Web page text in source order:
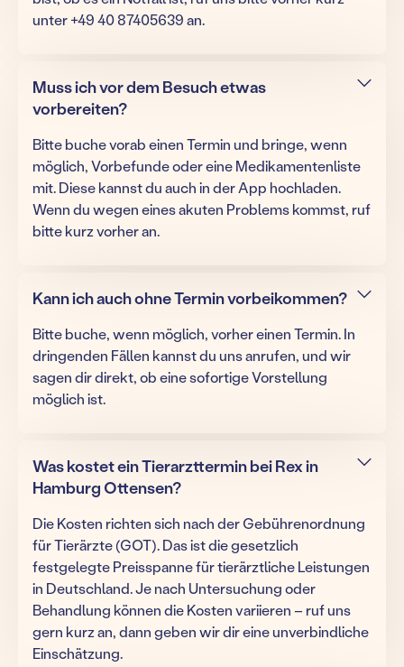
unter +49 40 87405639 an.
Muss ich vor dem Besuch etwas
vorbereiten?
Bitte buche vorab einen Termin und bringe, wenn
möglich, Vorbefunde oder eine Medikamentenliste
mit. Diese kannst du auch in der App hochladen.
Wenn du wegen eines akuten Problems kommst, ruf
bitte kurz vorher an.
Kann ich auch ohne Termin vorbeikommen?
Bitte buche, wenn möglich, vorher einen Termin. In
dringenden Fällen kannst du uns anrufen, und wir
sagen dir direkt, ob eine sofortige Vorstellung
möglich ist.
Was kostet ein Tierarzttermin bei Rex in
Hamburg Ottensen?
Die Kosten richten sich nach der Gebührenordnung
für Tierärzte (GOT). Das ist die gesetzlich
festgelegte Preisspanne für tierärztliche Leistungen
in Deutschland. Je nach Untersuchung oder
Behandlung können die Kosten variieren – ruf uns
gern kurz an, dann geben wir dir eine unverbindliche
Einschätzung.